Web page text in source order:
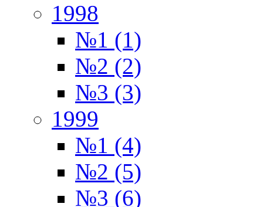
1998
№1 (1)
№2 (2)
№3 (3)
1999
№1 (4)
№2 (5)
№3 (6)